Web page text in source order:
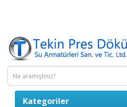
Kategoriler